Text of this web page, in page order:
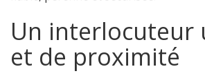
Un interlocuteur
et de proximité